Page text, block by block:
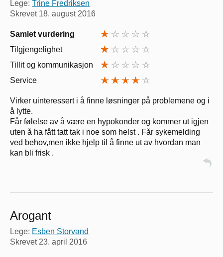
Lege: Trine Fredriksen
Skrevet 18. august 2016
Samlet vurdering
Tilgjengelighet
Tillit og kommunikasjon
Service
Virker uinteressert i å finne løsninger på problemene og i
å lytte.
Får følelse av å være en hypokonder og kommer ut igjen
uten å ha fått tatt tak i noe som helst . Får sykemelding
ved behov,men ikke hjelp til å finne ut av hvordan man
kan bli frisk .
Arogant
Lege: Esben Storvand
Skrevet 23. april 2016